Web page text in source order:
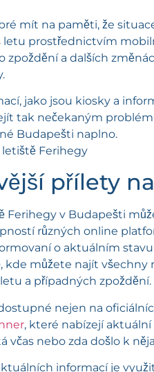
mít na paměti, že
prostřednictvím
zpoždění a dalších
jako jsou kiosky a
tak nečekaným
Budapešti naplno.
přílety
Ferihegy v Budapešti
různých online
o aktuálním
kde můžete najít
a případných zpoždění.
nejen na
, které nabízejí
včas nebo zda došlo k
informací je